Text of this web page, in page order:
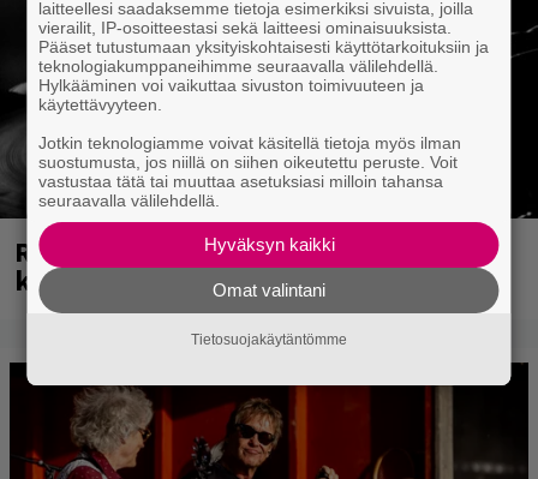
Rushin Neil Peartista ilmestyy ensi
kuussa dokumentti
laitteellesi saadaksemme tietoja esimerkiksi sivuista, joilla
vierailit, IP-osoitteestasi sekä laitteesi ominaisuuksista.
Pääset tutustumaan yksityiskohtaisesti käyttötarkoituksiin ja
teknologiakumppaneihimme seuraavalla välilehdellä.
Hylkääminen voi vaikuttaa sivuston toimivuuteen ja
käytettävyyteen.
Jotkin teknologiamme voivat käsitellä tietoja myös ilman
suostumusta, jos niillä on siihen oikeutettu peruste. Voit
vastustaa tätä tai muuttaa asetuksiasi milloin tahansa
seuraavalla välilehdellä.
Hyväksyn kaikki
Omat valintani
Tietosuojakäytäntömme